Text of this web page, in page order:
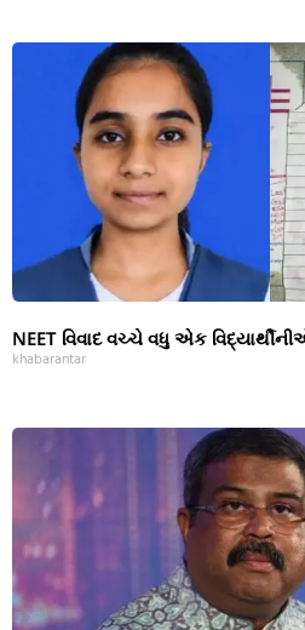
NEET વિવાદ વચ્ચે વધુ એક
khabarantar